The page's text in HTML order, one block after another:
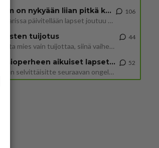
2 km on nykyään liian pitkä koulumatka
Hesarissa päivitellään lapset joutuu nyt kulkemaan 2 km kouluun jösses. Ruostefillarilla tuo matka menee vaikka miten äk
106
Miesten tuijotus
Mutta mies vain tuijottaa, siinä vaiheessa käännän itse pään pois. Mikä juttu? Yleensä jos joku tuijottaa tai katsoo, hä
44
Uusioperheen aikuiset lapset tyhjentää jääkaapin käydessään
Miten selvittäisitte seuraavan ongelman, meillä on uusioperhe, minulla teini-ikäiset lapset ja puolisolla aikuiset, jotk
52